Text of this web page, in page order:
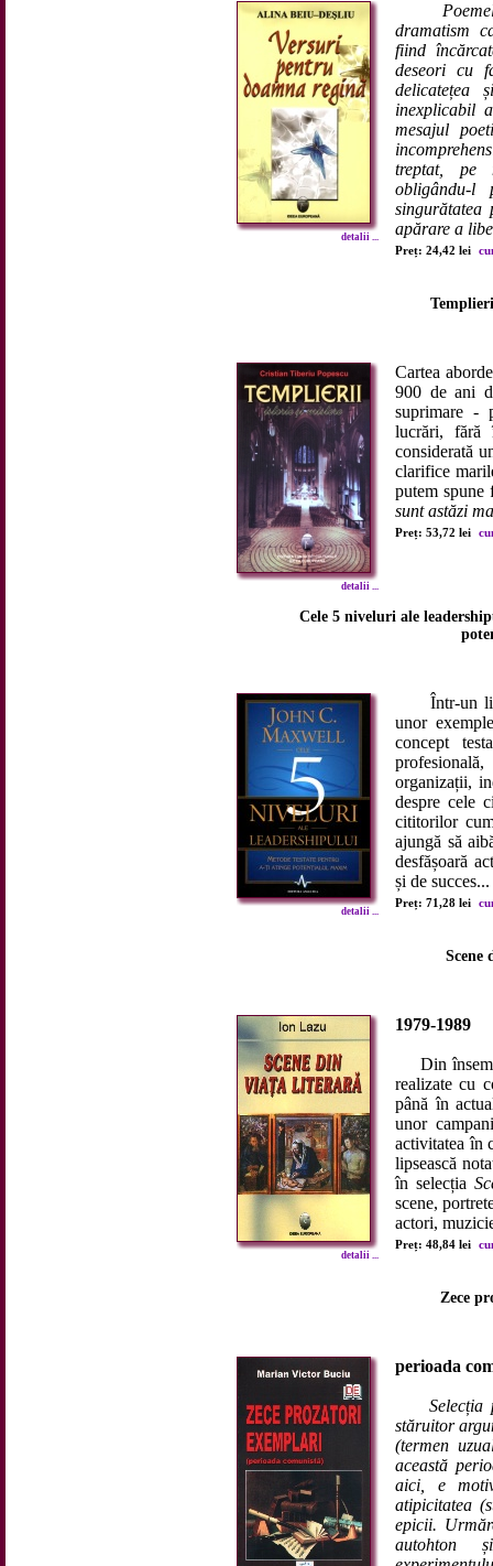
detalii ...
dramatism
fiind
deseori cu
delicatețea
inexplicabil
mesajul
treptat, pe
obligându-
singurătatea
apărare a
Preț: 24,42 lei
detalii ...
Cartea
900 de ani
suprimare -
lucrări, fără
considerată
clarifice
putem spune
sunt astăzi
Preț: 53,72 lei
Cele 5 niveluri ale
detalii ...
Într-un
unor
concept
organizații,
despre cele
cititorilor
ajungă să
desfășoară
și de succes...
Preț: 71,28 lei
Scene
detalii ...
1979-1989
Din
realizate cu
până în
unor
activitatea în
lipsească
în selecția
scene,
actori,
Preț: 48,84 lei
Zece
perioada
Selecția
stăruitor
(termen
această
aici, e
atipicitatea
epicii.
autohton